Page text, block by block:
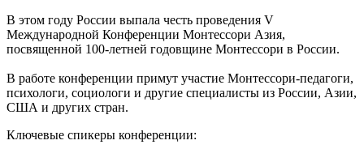
В этом году России выпала честь проведения V
Международной Конференции Монтессори Азия,
посвященной 100-летней годовщине Монтессори в России.
В работе конференции примут участие Монтессори-педагоги,
психологи, социологи и другие специалисты из России, Азии,
США и других стран.
Ключевые спикеры конференции: